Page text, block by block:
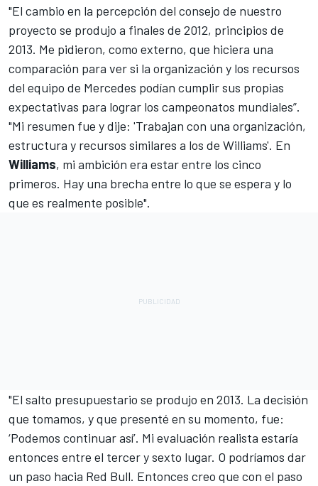
"El cambio en la percepción del consejo de nuestro
proyecto se produjo a finales de 2012, principios de
2013. Me pidieron, como externo, que hiciera una
comparación para ver si la organización y los recursos
del equipo de Mercedes podían cumplir sus propias
expectativas para lograr los campeonatos mundiales”.
"Mi resumen fue y dije: 'Trabajan con una organización,
estructura y recursos similares a los de Williams'. En
Williams, mi ambición era estar entre los cinco
primeros. Hay una brecha entre lo que se espera y lo
que es realmente posible".
"El salto presupuestario se produjo en 2013. La decisión
que tomamos, y que presenté en su momento, fue:
‘Podemos continuar así’. Mi evaluación realista estaría
entonces entre el tercer y sexto lugar. O podríamos dar
un paso hacia Red Bull. Entonces creo que con el paso